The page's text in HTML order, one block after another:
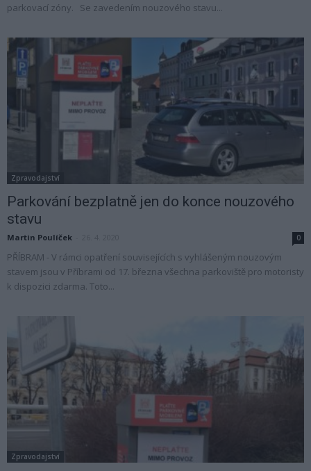
parkovací zóny. Se zavedením nouzového stavu...
Zpravodajství
Parkování bezplatně jen do konce nouzového
stavu
Martin Poulíček 0
PŘÍBRAM - V rámci opatření souvisejících s vyhlášeným nouzovým
stavem jsou v Příbrami od 17. března všechna parkoviště pro motoristy
k dispozici zdarma. Toto...
Zpravodajství